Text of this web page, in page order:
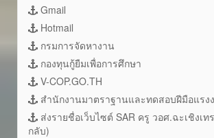
Gmail
Hotmail
กรมการจัดหางาน
กองทุนกู้ยืมเพื่อการศึกษา
V-COP.GO.TH
สำนักงานมาตราฐานและทดสอบฝีมือแรง
ส่งรายชื่อเว็บไซต์ SAR ครู วอศ.ฉะเชิงเท
กลับ)